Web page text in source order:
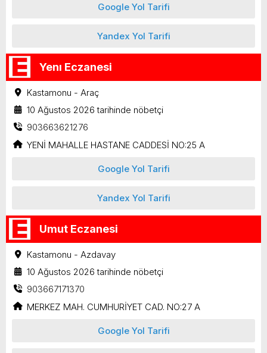
Google Yol Tarifi
Yandex Yol Tarifi
Yenı Eczanesi
Kastamonu - Araç
10 Ağustos 2026 tarihinde nöbetçi
903663621276
YENİ MAHALLE HASTANE CADDESİ NO:25 A
Google Yol Tarifi
Yandex Yol Tarifi
Umut Eczanesi
Kastamonu - Azdavay
10 Ağustos 2026 tarihinde nöbetçi
903667171370
MERKEZ MAH. CUMHURİYET CAD. NO:27 A
Google Yol Tarifi